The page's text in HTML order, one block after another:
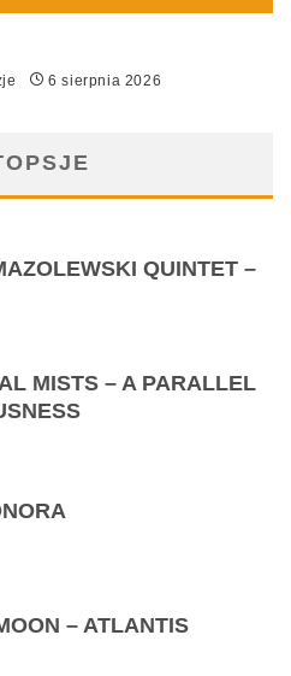
6 sierpnia 2026
QUINTET –
MISTS – A PARALLEL
– ATLANTIS